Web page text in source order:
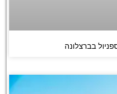
בברצלונה